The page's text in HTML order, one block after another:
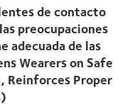
de contacto
preocupaciones
adecuada de las
Wearers on Safe
Reinforces Proper